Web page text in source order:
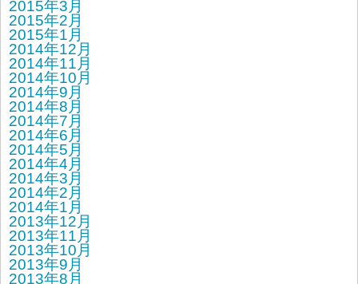
2015年3月
2015年2月
2015年1月
2014年12月
2014年11月
2014年10月
2014年9月
2014年8月
2014年7月
2014年6月
2014年5月
2014年4月
2014年3月
2014年2月
2014年1月
2013年12月
2013年11月
2013年10月
2013年9月
2013年8月